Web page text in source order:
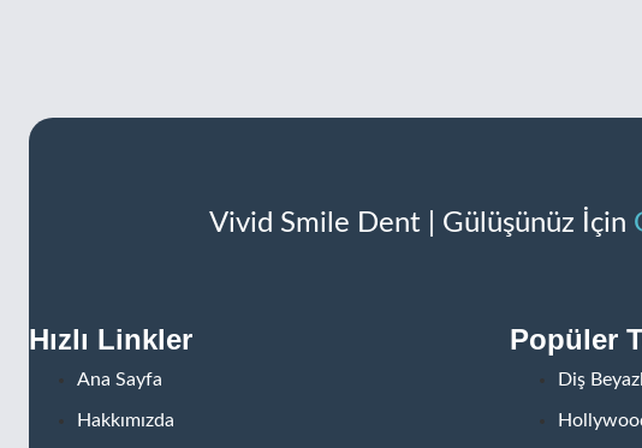
Vivid Smile Dent | Gülüşünüz İçin
Hızlı Linkler
Ana Sayfa
Hakkımızda
Popüler
Diş